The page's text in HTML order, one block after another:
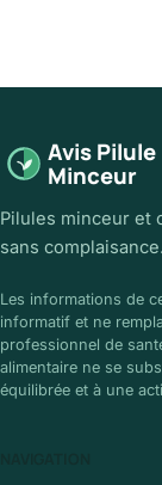
Avis Pilule
Minceur
Pilules minceur et
sans complaisance.
Les informations de
informatif et ne
professionnel de
alimentaire ne se
équilibrée et à une